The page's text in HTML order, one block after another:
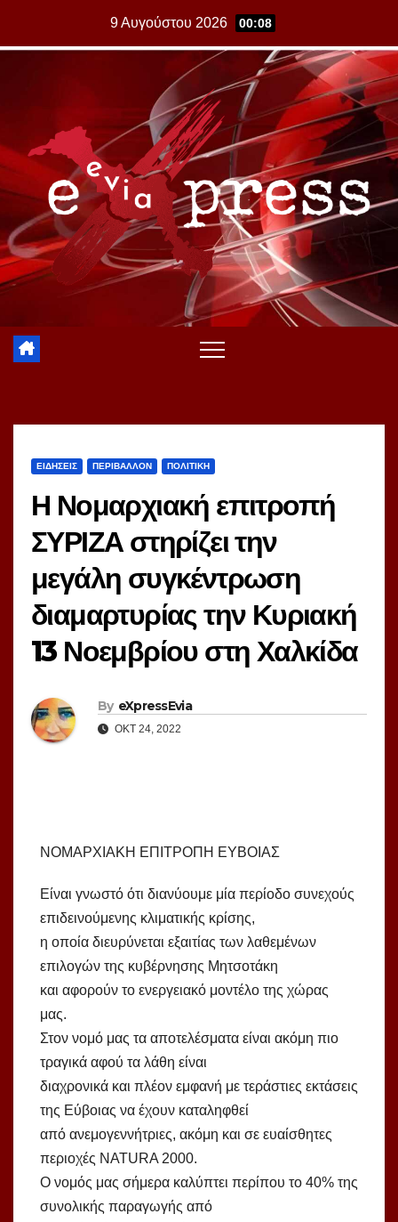
9 Αυγούστου 2026 00:08
ΕΙΔΗΣΕΙΣ ΠΕΡΙΒΑΛΛΟΝ ΠΟΛΙΤΙΚΗ
Η Νομαρχιακή επιτροπή
ΣΥΡΙΖΑ στηρίζει την
μεγάλη συγκέντρωση
διαμαρτυρίας την Κυριακή
13 Νοεμβρίου στη Χαλκίδα
By eXpressEvia
ΟΚΤ 24, 2022
ΝΟΜΑΡΧΙΑΚΗ ΕΠΙΤΡΟΠΗ ΕΥΒΟΙΑΣ
Είναι γνωστό ότι διανύουμε μία περίοδο συνεχούς
επιδεινούμενης κλιματικής κρίσης,
η οποία διευρύνεται εξαιτίας των λαθεμένων
επιλογών της κυβέρνησης Μητσοτάκη
και αφορούν το ενεργειακό μοντέλο της χώρας
μας.
Στον νομό μας τα αποτελέσματα είναι ακόμη πιο
τραγικά αφού τα λάθη είναι
διαχρονικά και πλέον εμφανή με τεράστιες εκτάσεις
της Εύβοιας να έχουν καταληφθεί
από ανεμογεννήτριες, ακόμη και σε ευαίσθητες
περιοχές NATURA 2000.
Ο νομός μας σήμερα καλύπτει περίπου το 40% της
συνολικής παραγωγής από